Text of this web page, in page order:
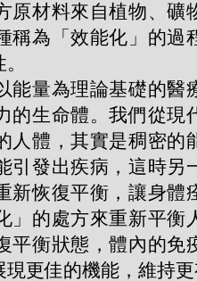
原材料來自植物、礦
稱為「效能化」的過
能量為理論基礎的醫
的生命體。我們從現
人體，其實是稠密的
引發出疾病，這時另
新恢復平衡，讓身體
」的處方來重新平衡
平衡狀態，體內的免
更佳的機能，維持